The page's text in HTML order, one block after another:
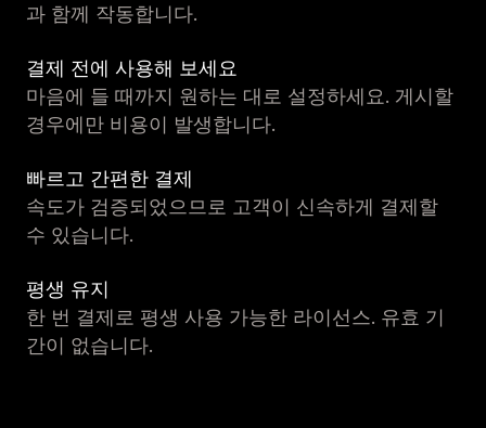
과 함께 작동합니다.
결제 전에 사용해 보세요
마음에 들 때까지 원하는 대로 설정하세요. 게시할
경우에만 비용이 발생합니다.
빠르고 간편한 결제
속도가 검증되었으므로 고객이 신속하게 결제할
수 있습니다.
평생 유지
한 번 결제로 평생 사용 가능한 라이선스. 유효 기
간이 없습니다.